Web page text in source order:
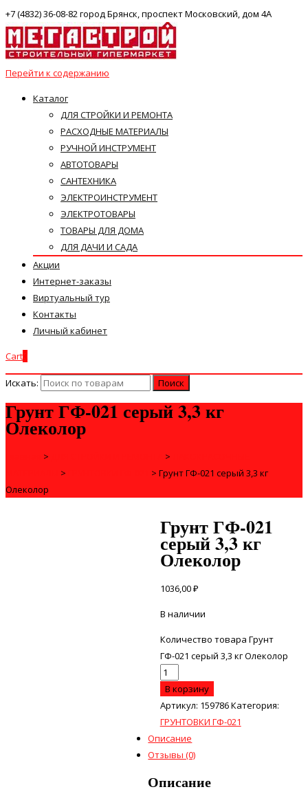
+7 (4832) 36-08-82 город Брянск, проспект Московский, дом 4А
Перейти к содержанию
Каталог
ДЛЯ СТРОЙКИ И РЕМОНТА
РАСХОДНЫЕ МАТЕРИАЛЫ
РУЧНОЙ ИНСТРУМЕНТ
АВТОТОВАРЫ
САНТЕХНИКА
ЭЛЕКТРОИНСТРУМЕНТ
ЭЛЕКТРОТОВАРЫ
ТОВАРЫ ДЛЯ ДОМА
ДЛЯ ДАЧИ И САДА
Акции
Интернет-заказы
Виртуальный тур
Контакты
Личный кабинет
Cart
Искать:
Грунт ГФ-021 серый 3,3 кг
Олеколор
> >
> > Грунт ГФ-021 серый 3,3 кг
Олеколор
Грунт ГФ-021
серый 3,3 кг
Олеколор
1036,00₽
В наличии
Количество товара Грунт
ГФ-021 серый 3,3 кг Олеколор
В корзину
Артикул: 159786Категория:
ГРУНТОВКИ ГФ-021
Описание
Отзывы (0)
Описание